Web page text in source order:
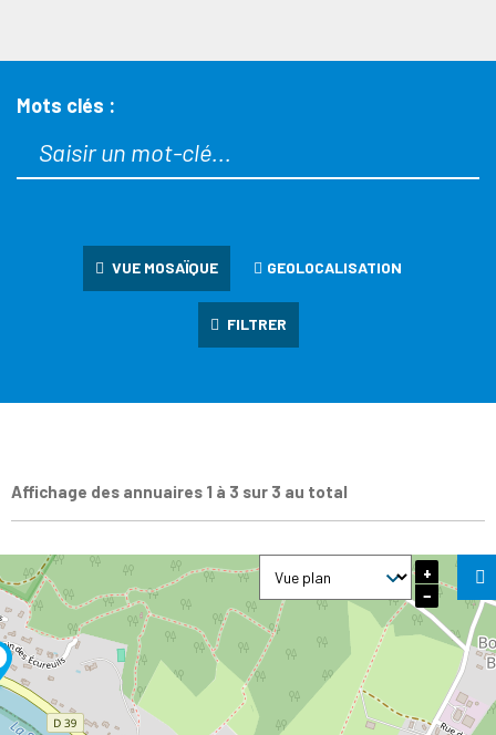
Mots clés :
VUE MOSAÏQUE GEOLOCALISATION
FILTRER
Affichage des annuaires 1 à 3 sur 3 au total
+
−